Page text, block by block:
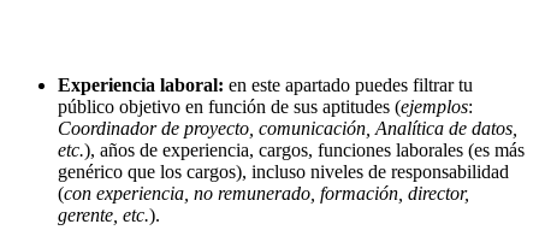
Experiencia laboral: en este apartado puedes filtrar tu
público objetivo en función de sus aptitudes (ejemplos:
Coordinador de proyecto, comunicación, Analítica de datos,
etc.), años de experiencia, cargos, funciones laborales (es más
genérico que los cargos), incluso niveles de responsabilidad
(con experiencia, no remunerado, formación, director,
gerente, etc.).